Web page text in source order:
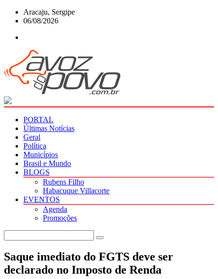
Skip
Aracaju, Sergipe
06/08/2026
PORTAL
Últimas Notícias
Geral
Política
Municípios
Brasil e Mundo
BLOGS
Rubens Filho
Habacuque Villacorte
EVENTOS
Agenda
Promoções
Saque imediato do FGTS deve ser
declarado no Imposto de Renda